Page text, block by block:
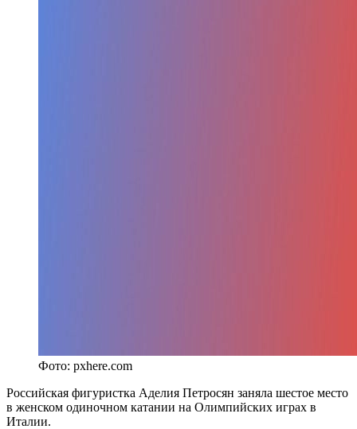
Фото: pxhere.com
Российская фигуристка Аделия Петросян заняла шестое место
в женском одиночном катании на Олимпийских играх в
Италии.